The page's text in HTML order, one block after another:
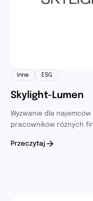
Inne ESG
Skylight-Lumen
Wyzwanie dla
pracowników różnych
Przeczytaj